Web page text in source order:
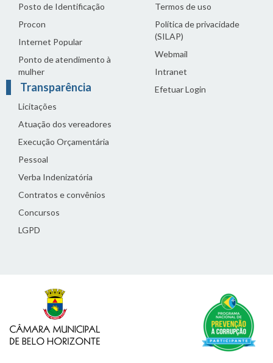
Posto de Identificação
Procon
Internet Popular
Ponto de atendimento à
mulher
Transparência
Licitações
Atuação dos vereadores
Execução Orçamentária
Pessoal
Verba Indenizatória
Contratos e convênios
Concursos
LGPD
Termos de uso
Política de privacidade
(SILAP)
Webmail
Intranet
Efetuar Login